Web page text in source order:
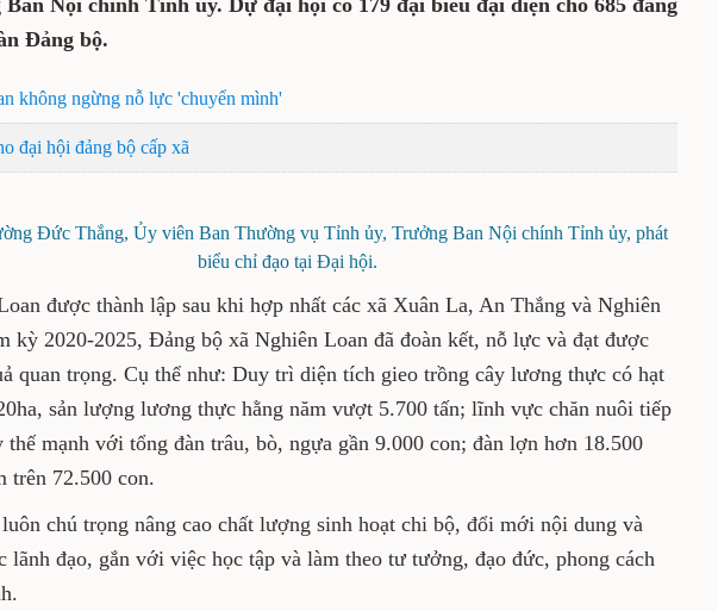
Nội chính Tỉnh ủy. Dự đại hội có 179 đại biểu đại diện cho 685 đảng
Đảng bộ.
không ngừng nỗ lực 'chuyển mình'
đại hội đảng bộ cấp xã
Đức Thắng, Ủy viên Ban Thường vụ Tỉnh ủy, Trưởng Ban Nội chính Tỉnh ủy, phát
biểu chỉ đạo tại Đại hội.
được thành lập sau khi hợp nhất các xã Xuân La, An Thắng và Nghiên
kỳ 2020-2025, Đảng bộ xã Nghiên Loan đã đoàn kết, nỗ lực và đạt được
quan trọng. Cụ thể như: Duy trì diện tích gieo trồng cây lương thực có hạt
sản lượng lương thực hằng năm vượt 5.700 tấn; lĩnh vực chăn nuôi tiếp
thế mạnh với tổng đàn trâu, bò, ngựa gần 9.000 con; đàn lợn hơn 18.500
trên 72.500 con.
chú trọng nâng cao chất lượng sinh hoạt chi bộ, đổi mới nội dung và
lãnh đạo, gắn với việc học tập và làm theo tư tưởng, đạo đức, phong cách